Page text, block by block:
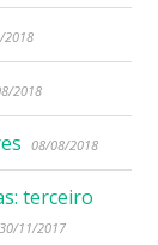
2018
2018
08/08/2018
terceiro
30/11/2017